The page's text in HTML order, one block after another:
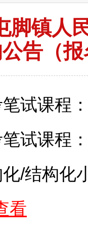
脚镇人
告（
试课程
试课程
/结构化
看